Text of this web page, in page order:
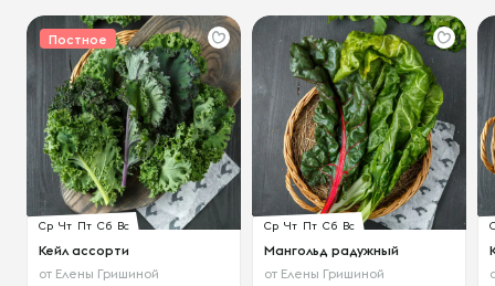
Постное
Ср Чт Пт Сб Вс
Кейл ассорти
от Елены Гришиной
Ср Чт Пт Сб Вс
Мангольд радужный
от Елены Гришиной